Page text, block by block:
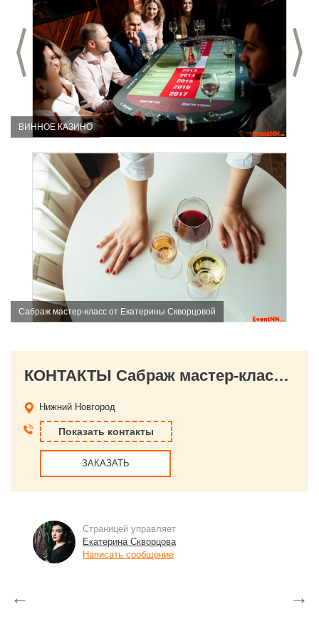
Предыдущий слайд
ВИННОЕ КАЗИНО
Сабраж мастер-класс от Екатерины Скворцовой
КОНТАКТЫ Сабраж мастер-класс от Екатерины Скворцовой
Нижний Новгород
Показать контакты
ЗАКАЗАТЬ
Страницей управляет
Екатерина Скворцова
Написать сообщение
← →